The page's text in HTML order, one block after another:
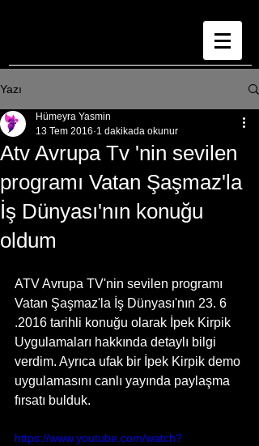
Yazı
Atv Avrupa Tv 'nin sevilen
programı Vatan Şaşmaz'la
İş Dünyası'nın konuğu
oldum
Hümeyra Yasmin
13 Tem 2016 1 dakikada okunur
ATV Avrupa TV'nin sevilen programı
Vatan Şaşmaz'la İş Dünyası'nın 23. 6
.2016 tarihli konuğu olarak İpek Kirpik
Uygulamaları hakkında detaylı bilgi
verdim. Ayrıca ufak bir İpek Kirpik demo
uygulamasını canlı yayında paylaşma
fırsatı bulduk.
https://www.youtube.com/watch?